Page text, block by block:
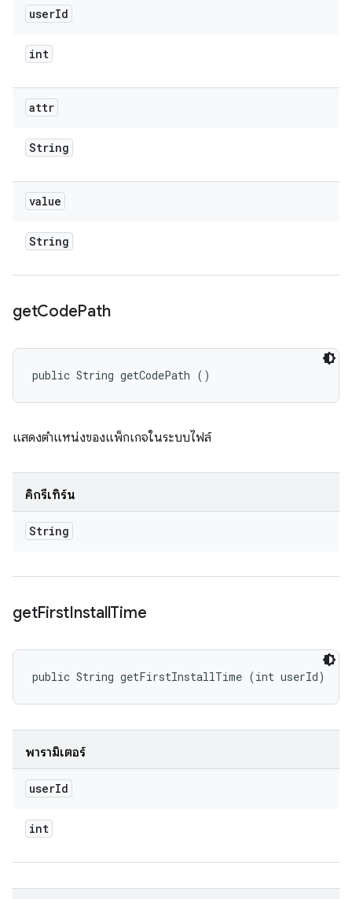
userId
int
attr
String
value
String
getCodePath
public String getCodePath ()
แสดงตำแหน่งของแพ็กเกจในระบบไฟล์
คิกรีเทิร์น
String
getFirstInstallTime
public String getFirstInstallTime (int userId)
พารามิเตอร์
userId
int